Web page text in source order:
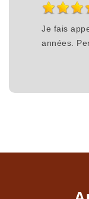
Je fais
années.